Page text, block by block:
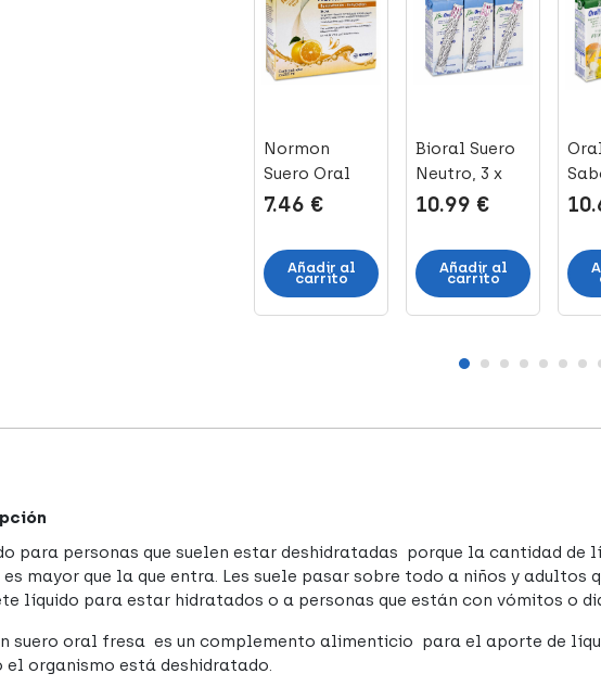
Normon
Suero Oral
Sabor
Uds
7.46 €
Añadir al
carrito
Bioral Suero
Neutro, 3 x
200 ml
10.99 €
Añadir al
carrito
3 x
para personas que suelen estar deshidratadas porque la cantidad de
mayor que la que entra. Les suele pasar sobre todo a niños y adultos
líquido para estar hidratados o a personas que están con vómitos o
suero oral fresa es un complemento alimenticio para el aporte de
el organismo está deshidratado.